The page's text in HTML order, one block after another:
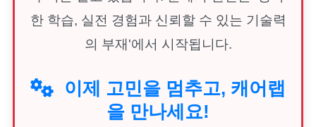
한 학습, 실전 경험과 신뢰할 수 있는 기술력
의 부재'에서 시작됩니다.
이제 고민을 멈추고, 캐어랩
을 만나세요!